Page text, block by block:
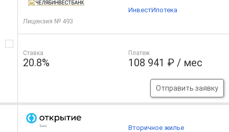
Лицензия № 493
Ставка
20.8%
Платеж
108 941 ₽ / мес
Отправить заявку
ИнвестИпотека
Вторичное жилье